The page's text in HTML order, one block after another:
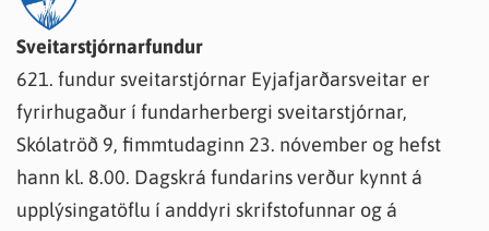
Sveitarstjórnarfundur
621. fundur sveitarstjórnar Eyjafjarðarsveitar er
fyrirhugaður í fundarherbergi sveitarstjórnar,
Skólatröð 9, fimmtudaginn 23. nóvember og hefst
hann kl. 8.00. Dagskrá fundarins verður kynnt á
upplýsingatöflu í anddyri skrifstofunnar og á